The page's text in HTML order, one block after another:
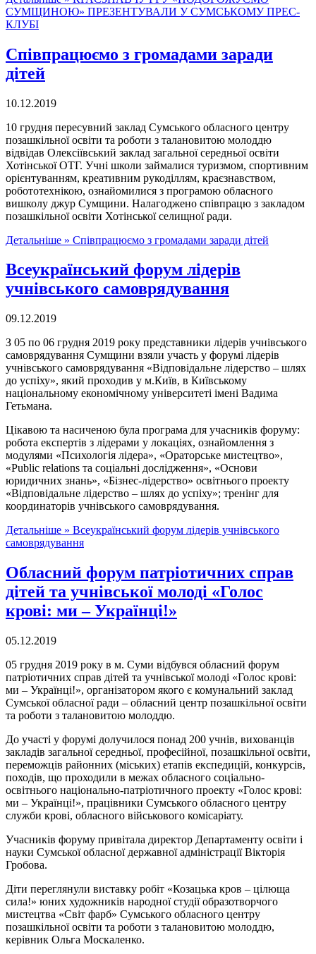
СУМЩИНОЮ» ПРЕЗЕНТУВАЛИ У СУМСЬКОМУ ПРЕС-
КЛУБІ
Співпрацюємо з громадами заради
дітей
10.12.2019
10 грудня пересувний заклад Сумського обласного центру
позашкільної освіти та роботи з талановитою молоддю
відвідав Олексіївський заклад загальної середньої освіти
Хотінської ОТГ. Учні школи займалися туризмом, спортивним
орієнтуванням, креативним рукоділлям, краєзнавством,
робототехнікою, ознайомилися з програмою обласного
вишколу джур Сумщини. Налагоджено співпрацю з закладом
позашкільної освіти Хотінської селищної ради.
Детальніше » Співпрацюємо з громадами заради дітей
Всеукраїнський форум лідерів
учнівського самоврядування
09.12.2019
З 05 по 06 грудня 2019 року представники лідерів учнівського
самоврядування Сумщини взяли участь у форумі лідерів
учнівського самоврядування «Відповідальне лідерство – шлях
до успіху», який проходив у м.Київ, в Київському
національному економічному університеті імені Вадима
Гетьмана.
Цікавою та насиченою була програма для учасників форуму:
робота експертів з лідерами у локаціях, ознайомлення з
модулями «Психологія лідера», «Ораторське мистецтво»,
«Public relations та соціальні дослідження», «Основи
юридичних знань», «Бізнес-лідерство» освітнього проекту
«Відповідальне лідерство – шлях до успіху»; тренінг для
координаторів учнівського самоврядування.
Детальніше » Всеукраїнський форум лідерів учнівського
самоврядування
Обласний форум патріотичних справ
дітей та учнівської молоді «Голос
крові: ми – Українці!»
05.12.2019
05 грудня 2019 року в м. Суми відбувся обласний форум
патріотичних справ дітей та учнівської молоді «Голос крові:
ми – Українці!», організатором якого є комунальний заклад
Сумської обласної ради – обласний центр позашкільної освіти
та роботи з талановитою молоддю.
До участі у форумі долучилося понад 200 учнів, вихованців
закладів загальної середньої, професійної, позашкільної освіти,
переможців районних (міських) етапів експедицій, конкурсів,
походів, що проходили в межах обласного соціально-
освітнього національно-патріотичного проекту «Голос крові:
ми – Українці!», працівники Сумського обласного центру
служби крові, обласного військового комісаріату.
Учасників форуму привітала директор Департаменту освіти і
науки Сумської обласної державної адміністрації Вікторія
Гробова.
Діти переглянули виставку робіт «Козацька кров – цілюща
сила!» юних художників народної студії образотворчого
мистецтва «Світ фарб» Сумського обласного центру
позашкільної освіти та роботи з талановитою молоддю,
керівник Ольга Москаленко.